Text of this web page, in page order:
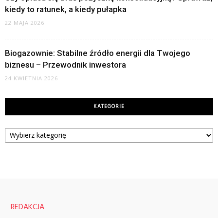
kiedy to ratunek, a kiedy pułapka
22 MAJA 2026
Biogazownie: Stabilne źródło energii dla Twojego
biznesu – Przewodnik inwestora
24 KWIETNIA 2026
KATEGORIE
Kategorie
REDAKCJA